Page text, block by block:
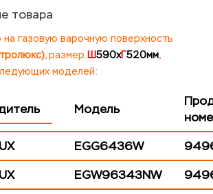
товара
газовую варочную поверхность
, размер Ш590xГ520мм,
моделей:
Модель
EGG6436W
EGW96343NW